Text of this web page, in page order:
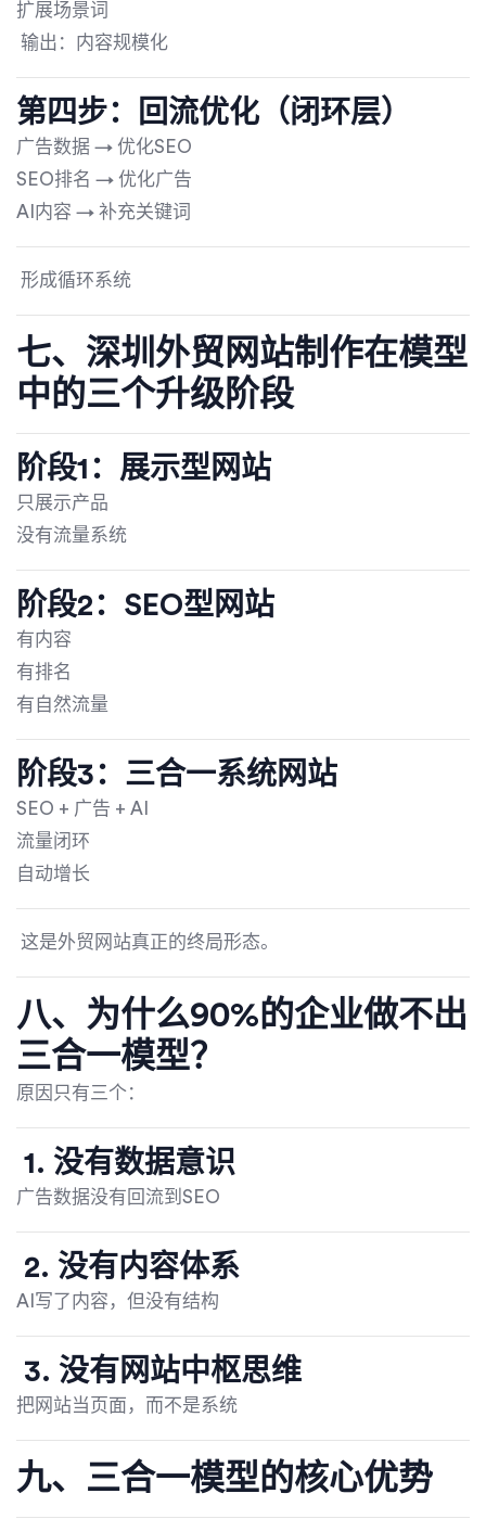
扩展场景词
输出：内容规模化
第四步：回流优化（闭环层）
广告数据 → 优化SEO
SEO排名 → 优化广告
AI内容 → 补充关键词
形成循环系统
七、深圳外贸网站制作在模型
中的三个升级阶段
阶段1：展示型网站
只展示产品
没有流量系统
阶段2：SEO型网站
有内容
有排名
有自然流量
阶段3：三合一系统网站
SEO + 广告 + AI
流量闭环
自动增长
这是外贸网站真正的终局形态。
八、为什么90%的企业做不出
三合一模型？
原因只有三个：
1. 没有数据意识
广告数据没有回流到SEO
2. 没有内容体系
AI写了内容，但没有结构
3. 没有网站中枢思维
把网站当页面，而不是系统
九、三合一模型的核心优势